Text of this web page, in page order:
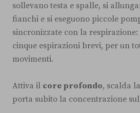
sollevano testa e spalle, si
fianchi e si eseguono piccole
sincronizzate con la
cinque espirazioni brevi, per un
movimenti.
Attiva il core profondo, scalda
porta subito la concentrazione